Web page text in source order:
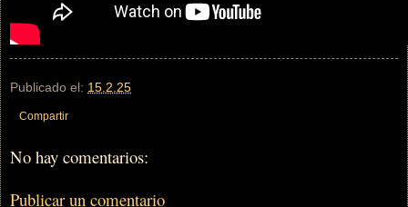
Publicado el: 15.2.25
Compartir
No hay comentarios:
Publicar un comentario